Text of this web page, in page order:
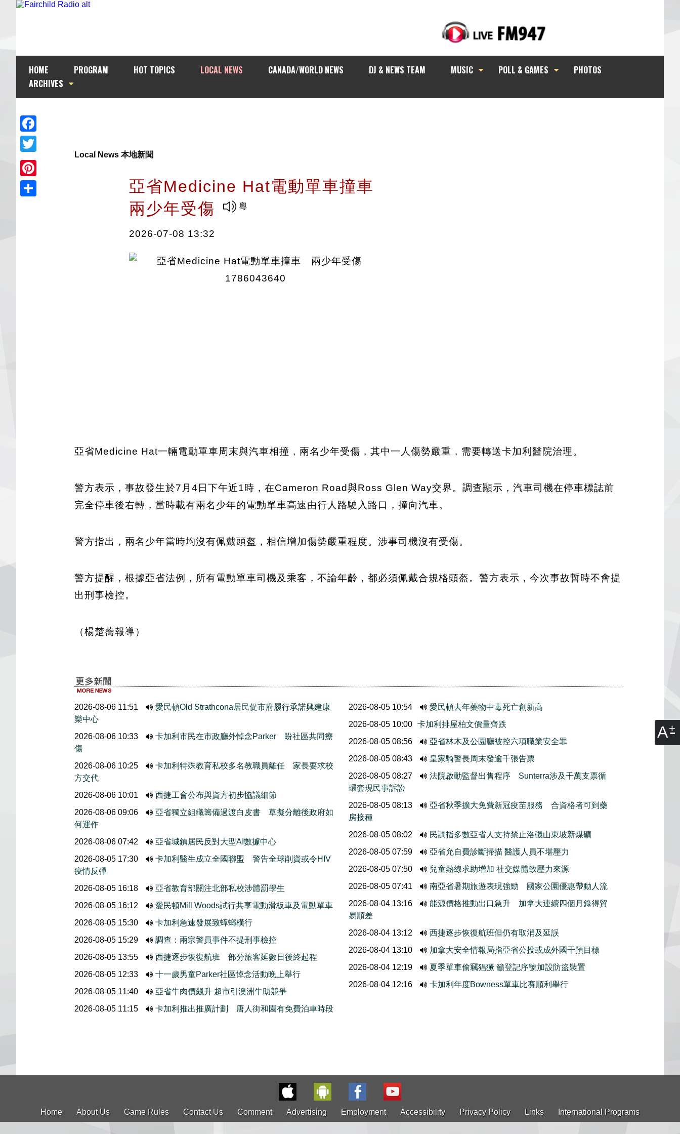
A
HOME PROGRAM HOT TOPICS LOCAL NEWS CANADA/WORLD NEWS DJ & NEWS TEAM MUSIC POLL & GAMES
PHOTOS
ARCHIVES
Facebook
Twitter
Pinterest
Local News 本地新聞
亞省Medicine Hat電動單車撞車
兩少年受傷
2026-07-08 13:32
亞省Medicine Hat一輛電動單車周末與汽車相撞，兩名少年受傷，其中一人傷勢嚴重，需要轉送卡加利醫院治理。
警方表示，事故發生於7月4日下午近1時，在Cameron Road與Ross Glen Way交界。調查顯示，汽車司機在停車標誌前
完全停車後右轉，當時載有兩名少年的電動單車高速由行人路駛入路口，撞向汽車。
警方指出，兩名少年當時均沒有佩戴頭盔，相信增加傷勢嚴重程度。涉事司機沒有受傷。
警方提醒，根據亞省法例，所有電動單車司機及乘客，不論年齡，都必須佩戴合規格頭盔。警方表示，今次事故暫時不會提
出刑事檢控。
（楊楚蕎報導）
2026-08-06 11:51
愛民頓Old Strathcona居民促市府履行承諾興建康
樂中心
2026-08-06 10:33
卡加利市民在市政廳外悼念Parker 盼社區共同療
傷
2026-08-06 10:25
卡加利特殊教育私校多名教職員離任 家長要求校
方交代
2026-08-06 10:01
西捷工會公布與資方初步協議細節
2026-08-06 09:06
亞省獨立組織籌備過渡白皮書 草擬分離後政府如
何運作
2026-08-06 07:42
亞省城鎮居民反對大型AI數據中心
2026-08-05 17:30
卡加利醫生成立全國聯盟 警告全球削資或令HIV
疫情反彈
2026-08-05 16:18
亞省教育部關注北部私校涉體罰學生
2026-08-05 16:12
愛民頓Mill Woods試行共享電動滑板車及電動單車
2026-08-05 15:30
卡加利急速發展致蟑螂橫行
2026-08-05 15:29
調查：兩宗警員事件不提刑事檢控
2026-08-05 13:55
西捷逐步恢復航班 部分旅客延數日後終起程
2026-08-05 12:33
十一歲男童Parker社區悼念活動晚上舉行
2026-08-05 11:40
亞省牛肉價飆升 超市引澳洲牛助競爭
2026-08-05 11:15
卡加利推出推廣計劃 唐人街和園有免費泊車時段
2026-08-05 10:54
愛民頓去年藥物中毒死亡創新高
2026-08-05 10:00
卡加利排屋柏文價量齊跌
2026-08-05 08:56
亞省林木及公園廳被控六項職業安全罪
2026-08-05 08:43
皇家騎警長周末發逾千張告票
2026-08-05 08:27
法院啟動監督出售程序 Sunterra涉及千萬支票循
環套現民事訴訟
2026-08-05 08:13
亞省秋季擴大免費新冠疫苗服務 合資格者可到藥
房接種
2026-08-05 08:02
民調指多數亞省人支持禁止洛磯山東坡新煤礦
2026-08-05 07:59
亞省允自費診斷掃描 醫護人員不堪壓力
2026-08-05 07:50
兒童熱線求助增加 社交媒體致壓力來源
2026-08-05 07:41
南亞省暑期旅遊表現強勁 國家公園優惠帶動人流
2026-08-04 13:16
能源價格推動出口急升 加拿大連續四個月錄得貿
易順差
2026-08-04 13:12
西捷逐步恢復航班但仍有取消及延誤
2026-08-04 13:10
加拿大安全情報局指亞省公投或成外國干預目標
2026-08-04 12:19
夏季單車偷竊猖獗 籲登記序號加設防盜裝置
2026-08-04 12:16
卡加利年度Bowness單車比賽順利舉行
Home About Us Game Rules Contact Us Comment Advertising Employment Accessibility Privacy Policy Links International Programs